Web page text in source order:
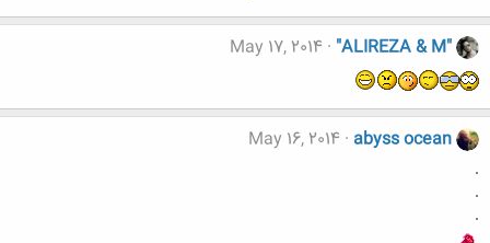
"ALIREZA & M"
May 17, 2014
abyss ocean
May 16, 2014
.
.
.